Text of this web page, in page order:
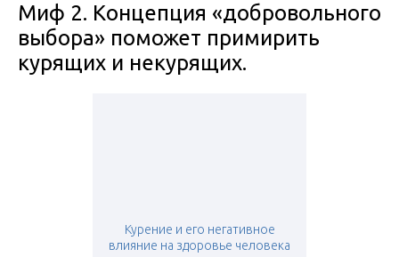
Миф 2. Концепция «добровольного
выбора» поможет примирить
курящих и некурящих.
Курение и его негативное
влияние на здоровье человека